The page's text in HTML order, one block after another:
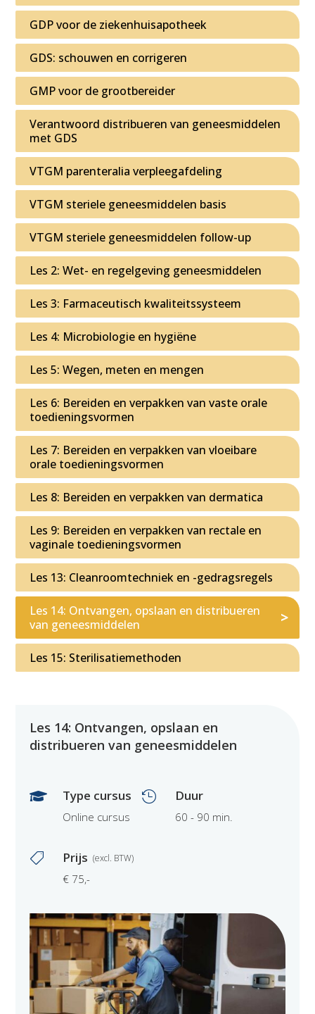
GDP voor de ziekenhuisapotheek
GDS: schouwen en corrigeren
GMP voor de grootbereider
Verantwoord distribueren van geneesmiddelen
met GDS
VTGM parenteralia verpleegafdeling
VTGM steriele geneesmiddelen basis
VTGM steriele geneesmiddelen follow-up
Les 2: Wet- en regelgeving geneesmiddelen
Les 3: Farmaceutisch kwaliteitssysteem
Les 4: Microbiologie en hygiëne
Les 5: Wegen, meten en mengen
Les 6: Bereiden en verpakken van vaste orale
toedieningsvormen
Les 7: Bereiden en verpakken van vloeibare
orale toedieningsvormen
Les 8: Bereiden en verpakken van dermatica
Les 9: Bereiden en verpakken van rectale en
vaginale toedieningsvormen
Les 13: Cleanroomtechniek en -gedragsregels
Les 14: Ontvangen, opslaan en distribueren
van geneesmiddelen
Les 15: Sterilisatiemethoden
Les 14: Ontvangen, opslaan en
distribueren van geneesmiddelen
 Type cursus
Online cursus
 Duur
60 - 90 min.
 Prijs
€ 75,-